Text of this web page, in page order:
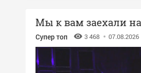
Мы к вам заехали
Супер топ 3 468 07.08.2026